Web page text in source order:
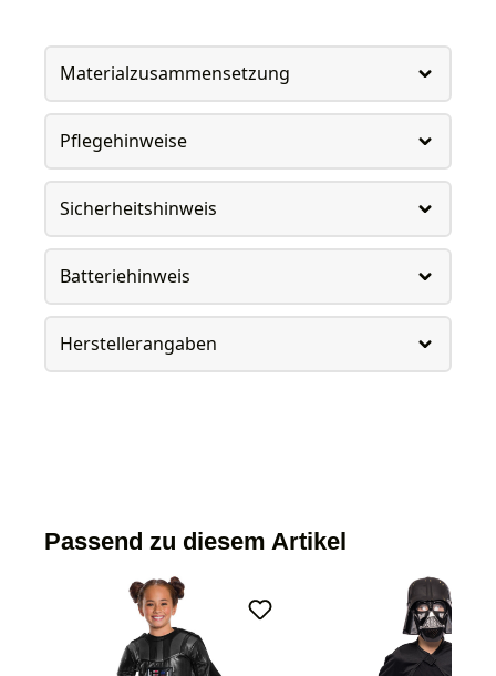
Materialzusammensetzung
Pflegehinweise
Sicherheitshinweis
Batteriehinweis
Herstellerangaben
Passend zu diesem Artikel